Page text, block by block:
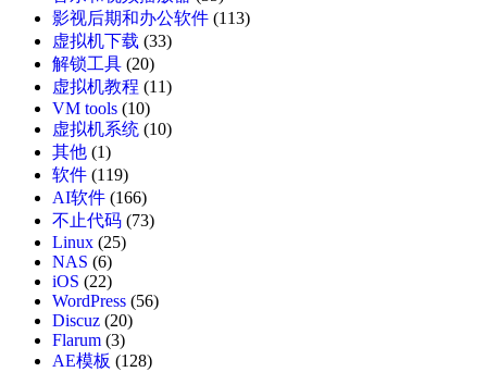
影视后期和办公软件 (113)
虚拟机下载 (33)
解锁工具 (20)
虚拟机教程 (11)
VM tools (10)
虚拟机系统 (10)
其他 (1)
软件 (119)
AI软件 (166)
不止代码 (73)
Linux (25)
NAS (6)
iOS (22)
WordPress (56)
Discuz (20)
Flarum (3)
AE模板 (128)